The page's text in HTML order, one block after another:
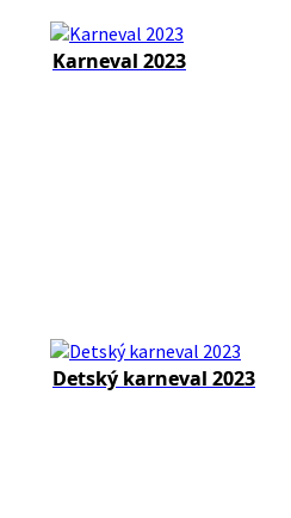
Karneval 2023
Detský karneval 2023